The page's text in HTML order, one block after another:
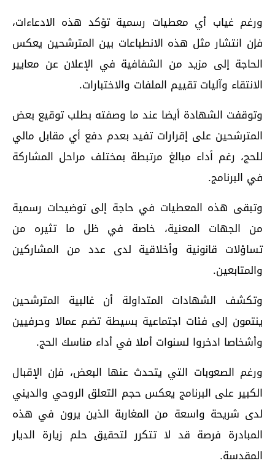
ورغم غياب أي معطيات رسمية تؤكد هذه الادعاءات،
فإن انتشار مثل هذه الانطباعات بين المترشحين يعكس
الحاجة إلى مزيد من الشفافية في الإعلان عن معايير
الانتقاء وآليات تقييم الملفات والاختبارات.
وتوقفت الشهادة أيضا عند ما وصفته بطلب توقيع بعض
المترشحين على إقرارات تفيد بعدم دفع أي مقابل مالي
للحج، رغم أداء مبالغ مرتبطة بمختلف مراحل المشاركة
في البرنامج.
وتبقى هذه المعطيات في حاجة إلى توضيحات رسمية
من الجهات المعنية، خاصة في ظل ما تثيره من
تساؤلات قانونية وأخلاقية لدى عدد من المشاركين
والمتابعين.
وتكشف الشهادات المتداولة أن غالبية المترشحين
ينتمون إلى فئات اجتماعية بسيطة تضم عمالا وحرفيين
وأشخاصا ادخروا لسنوات أملا في أداء مناسك الحج.
ورغم الصعوبات التي يتحدث عنها البعض، فإن الإقبال
الكبير على البرنامج يعكس حجم التعلق الروحي والديني
لدى شريحة واسعة من المغاربة الذين يرون في هذه
المبادرة فرصة قد لا تتكرر لتحقيق حلم زيارة الديار
المقدسة.